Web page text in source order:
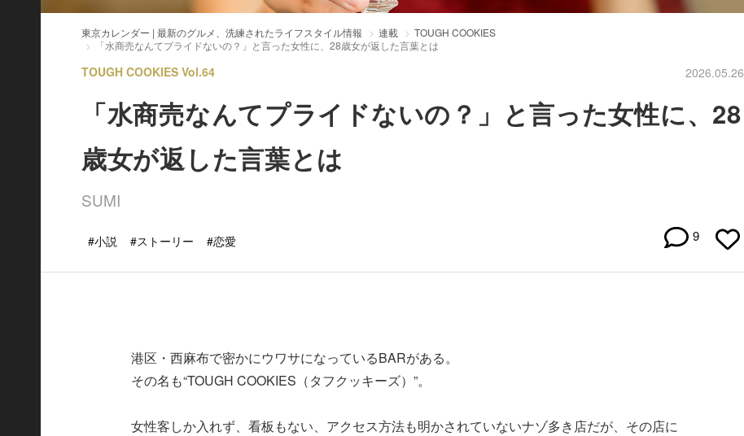
東京カレンダー | 最新のグルメ、洗練されたライフスタイル情報 連載
TOUGH COOKIES
「水商売なんてプライドないの？」と言った女性に、28歳女が返した言葉とは
TOUGH COOKIES Vol.64 2026.05.26
「水商売なんてプライドないの？」と言った女性に、28
歳女が返した言葉とは
SUMI
#小説 #ストーリー #恋愛 9
港区・西麻布で密かにウワサになっているBARがある。
その名も“TOUGH COOKIES（タフクッキーズ）”。
女性客しか入れず、看板もない、アクセス方法も明かされていないナゾ多き店だが、その店に